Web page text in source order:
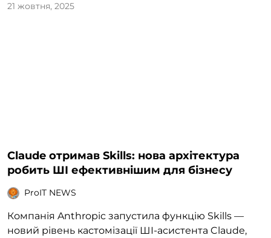
21 жовтня, 2025
Claude отримав Skills: нова архітектура
робить ШІ ефективнішим для бізнесу
ProIT NEWS
Компанія Anthropic запустила функцію Skills —
новий рівень кастомізації ШІ-асистента Claude,